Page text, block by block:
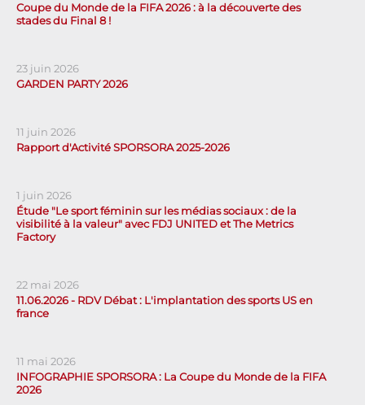
Coupe du Monde de la FIFA 2026 : à la découverte des
stades du Final 8 !
23 juin 2026
GARDEN PARTY 2026
11 juin 2026
Rapport d'Activité SPORSORA 2025-2026
1 juin 2026
Étude "Le sport féminin sur les médias sociaux : de la
visibilité à la valeur" avec FDJ UNITED et The Metrics
Factory
22 mai 2026
11.06.2026 - RDV Débat : L'implantation des sports US en
france
11 mai 2026
INFOGRAPHIE SPORSORA : La Coupe du Monde de la FIFA
2026